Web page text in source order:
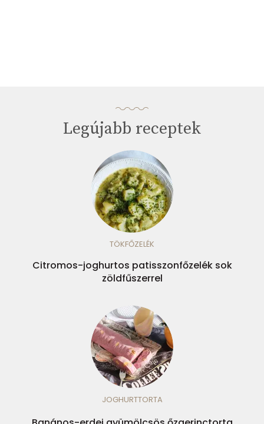
Legújabb receptek
TÖKFŐZELÉK
Citromos-joghurtos patisszonfőzelék sok
zöldfűszerrel
JOGHURTTORTA